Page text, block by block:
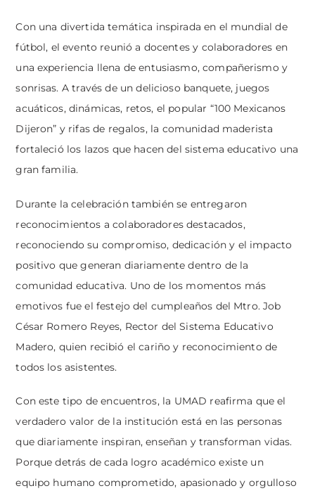
Con una divertida temática inspirada en el mundial de
fútbol, el evento reunió a docentes y colaboradores en
una experiencia llena de entusiasmo, compañerismo y
sonrisas. A través de un delicioso banquete, juegos
acuáticos, dinámicas, retos, el popular “100 Mexicanos
Dijeron” y rifas de regalos, la comunidad maderista
fortaleció los lazos que hacen del sistema educativo una
gran familia.
Durante la celebración también se entregaron
reconocimientos a colaboradores destacados,
reconociendo su compromiso, dedicación y el impacto
positivo que generan diariamente dentro de la
comunidad educativa. Uno de los momentos más
emotivos fue el festejo del cumpleaños del Mtro. Job
César Romero Reyes, Rector del Sistema Educativo
Madero, quien recibió el cariño y reconocimiento de
todos los asistentes.
Con este tipo de encuentros, la UMAD reafirma que el
verdadero valor de la institución está en las personas
que diariamente inspiran, enseñan y transforman vidas.
Porque detrás de cada logro académico existe un
equipo humano comprometido, apasionado y orgulloso